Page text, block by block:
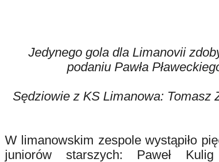
Jedynego gola dla Limanovii
podaniu Pawła
Sędziowie z KS Limanowa: Tomasz
W limanowskim zespole wystąpiło
juniorów starszych: Paweł